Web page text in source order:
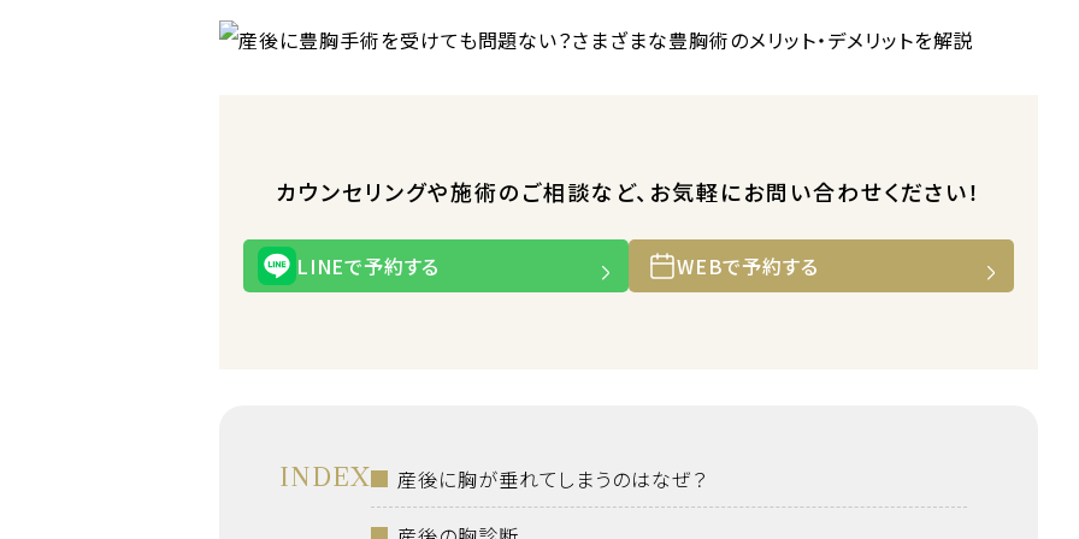
カウンセリングや施術のご相談など、お気軽にお問い合わせください！
LINEで予約する WEBで予約する
INDEX
産後に胸が垂れてしまうのはなぜ？